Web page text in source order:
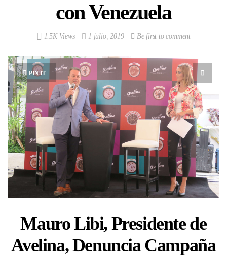
con Venezuela
1.5K Views 1 julio, 2019 Be first to comment
PIN IT
Mauro Libi, Presidente de
Avelina, Denuncia Campaña